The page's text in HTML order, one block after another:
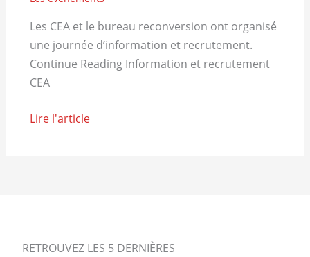
Les CEA et le bureau reconversion ont organisé
une journée d’information et recrutement.
Continue Reading Information et recrutement
CEA
Lire l'article
RETROUVEZ LES 5 DERNIÈRES